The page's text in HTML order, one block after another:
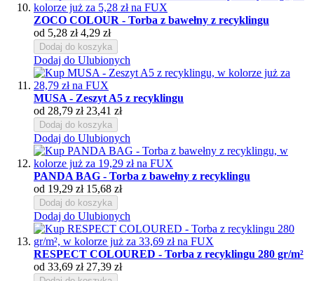
ZOCO COLOUR - Torba z bawełny z recyklingu
od 5,28 zł 4,29 zł
Dodaj do koszyka
Dodaj do Ulubionych
MUSA - Zeszyt A5 z recyklingu
od 28,79 zł 23,41 zł
Dodaj do koszyka
Dodaj do Ulubionych
PANDA BAG - Torba z bawełny z recyklingu
od 19,29 zł 15,68 zł
Dodaj do koszyka
Dodaj do Ulubionych
RESPECT COLOURED - Torba z recyklingu 280 gr/m²
od 33,69 zł 27,39 zł